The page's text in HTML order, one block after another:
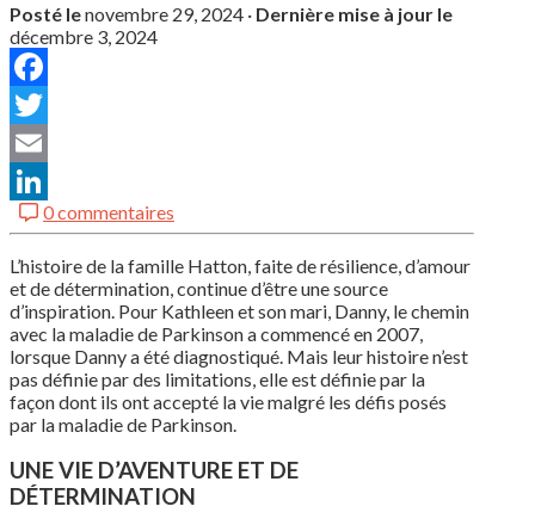
Posté lenovembre 29, 2024 · Dernière mise à jour le
décembre 3, 2024
Facebook
Twitter
Email
LinkedIn
0 commentaires
L’histoirede lafamille Hatton, faitederésilience , d’amour
et dedétermination , continue d’êtreunesource
d’inspiration . Pour Kathleen et sonmari , Danny, le chemin
avec lamaladiede Parkinson acommencéen 2007,
lorsque Danny aétédiagnostiqué . Mais leurhistoiren’est
pas définiepar des limitations, elleestdéfiniepar la
façondont ils ontaccepté la vie malgré les défis posés
par lamaladiede Parkinson.
UNE VIE D’AVENTURE ET DE
DÉTERMINATION